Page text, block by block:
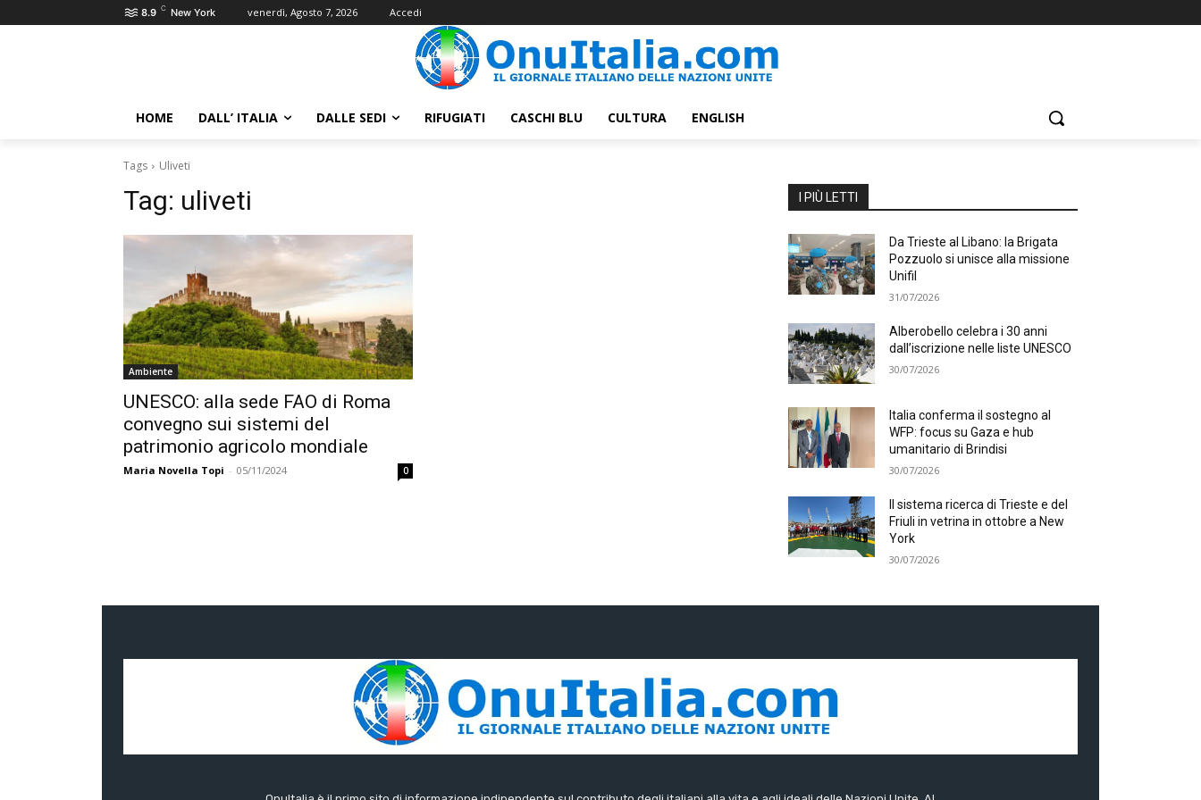
8.9 C New York venerdì, Agosto 7, 2026 Accedi
HOME DALL’ ITALIA DALLE SEDI RIFUGIATI CASCHI BLU CULTURA ENGLISH
Tags Uliveti
Tag: uliveti
Ambiente
UNESCO: alla sede FAO di Roma
convegno sui sistemi del
patrimonio agricolo mondiale
Maria Novella Topi - 05/11/2024 0
I PIÙ LETTI
Da Trieste al Libano: la Brigata
Pozzuolo si unisce alla missione
Unifil
31/07/2026
Alberobello celebra i 30 anni
dall’iscrizione nelle liste UNESCO
30/07/2026
Italia conferma il sostegno al
WFP: focus su Gaza e hub
umanitario di Brindisi
30/07/2026
Il sistema ricerca di Trieste e del
Friuli in vetrina in ottobre a New
York
30/07/2026